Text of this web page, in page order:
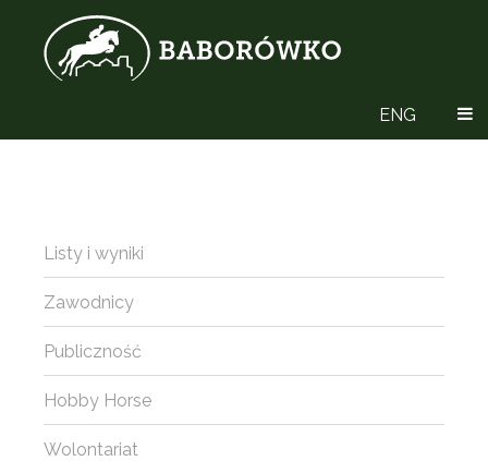
ENG
Listy i wyniki
Zawodnicy
Publiczność
Hobby Horse
Wolontariat